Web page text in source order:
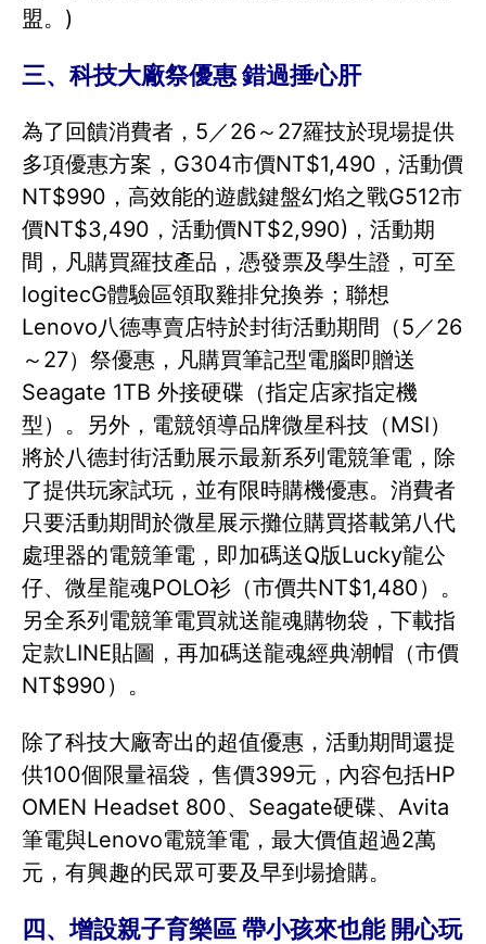
盟。)
三、科技大廠祭優惠 錯過捶心肝
為了回饋消費者，5／26～27羅技於現場提供
多項優惠方案，G304市價NT$1,490，活動價
NT$990，高效能的遊戲鍵盤幻焰之戰G512市
價NT$3,490，活動價NT$2,990)，活動期
間，凡購買羅技產品，憑發票及學生證，可至
logitecG體驗區領取雞排兌換券；聯想
Lenovo八德專賣店特於封街活動期間（5／26
～27）祭優惠，凡購買筆記型電腦即贈送
Seagate 1TB 外接硬碟（指定店家指定機
型）。另外，電競領導品牌微星科技（MSI）
將於八德封街活動展示最新系列電競筆電，除
了提供玩家試玩，並有限時購機優惠。消費者
只要活動期間於微星展示攤位購買搭載第八代
處理器的電競筆電，即加碼送Q版Lucky龍公
仔、微星龍魂POLO衫（市價共NT$1,480）。
另全系列電競筆電買就送龍魂購物袋，下載指
定款LINE貼圖，再加碼送龍魂經典潮帽（市價
NT$990）。
除了科技大廠寄出的超值優惠，活動期間還提
供100個限量福袋，售價399元，內容包括HP
OMEN Headset 800、Seagate硬碟、Avita
筆電與Lenovo電競筆電，最大價值超過2萬
元，有興趣的民眾可要及早到場搶購。
四、增設親子育樂區 帶小孩來也能 開心玩